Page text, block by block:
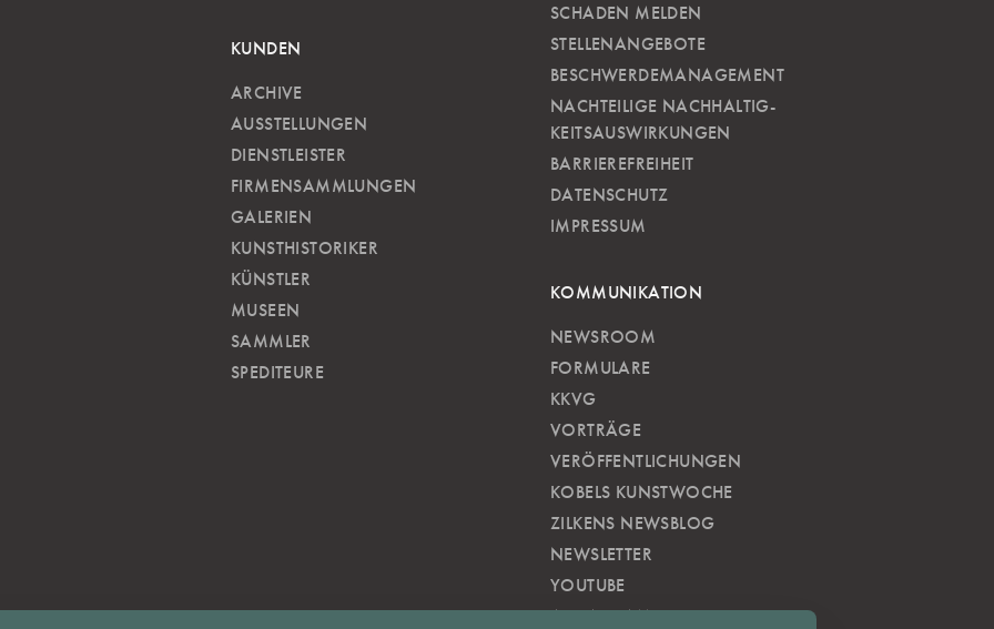
KUNDEN
ARCHIVE
AUSSTELLUNGEN
DIENSTLEISTER
FIRMENSAMMLUNGEN
GALERIEN
KUNSTHISTORIKER
KÜNSTLER
MUSEEN
SAMMLER
SPEDITEURE
SCHADEN MELDEN
STELLENANGEBOTE
BESCHWERDEMANAGEMENT
NACHTEILIGE NACH­HALTIG­
KEITSAUSWIRKUNGEN
BARRIEREFREIHEIT
DATENSCHUTZ
IMPRESSUM
KOMMUNIKATION
NEWSROOM
FORMULARE
KKVG
VORTRÄGE
VERÖFFENTLICHUNGEN
KOBELS KUNSTWOCHE
ZILKENS NEWSBLOG
NEWSLETTER
YOUTUBE
INSTAGRAM